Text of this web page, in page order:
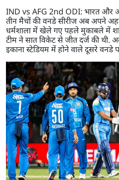
IND vs AFG 2nd ODI: भारत और
तीन मैचों की वनडे सीरीज अब अपने
धर्मशाला में खेले गए पहले मुकाबले में
टीम ने सात विकेट से जीत दर्ज की थी.
इकाना स्टेडियम में होने वाले दूसरे वनडे